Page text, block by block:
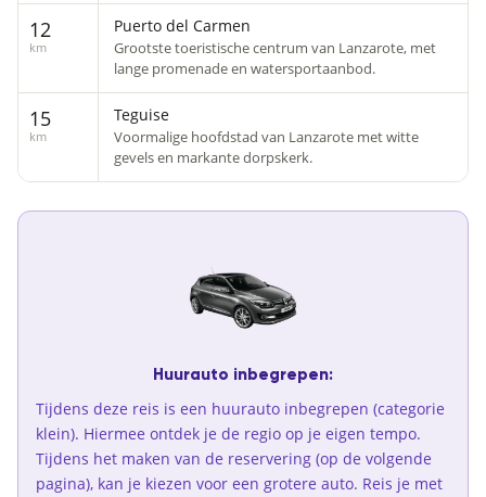
12
km
Puerto del Carmen
Grootste toeristische centrum van Lanzarote, met
lange promenade en watersportaanbod.
15
km
Teguise
Voormalige hoofdstad van Lanzarote met witte
gevels en markante dorpskerk.
Huurauto inbegrepen:
Tijdens deze reis is een huurauto inbegrepen (categorie
klein). Hiermee ontdek je de regio op je eigen tempo.
Tijdens het maken van de reservering (op de volgende
pagina), kan je kiezen voor een grotere auto. Reis je met